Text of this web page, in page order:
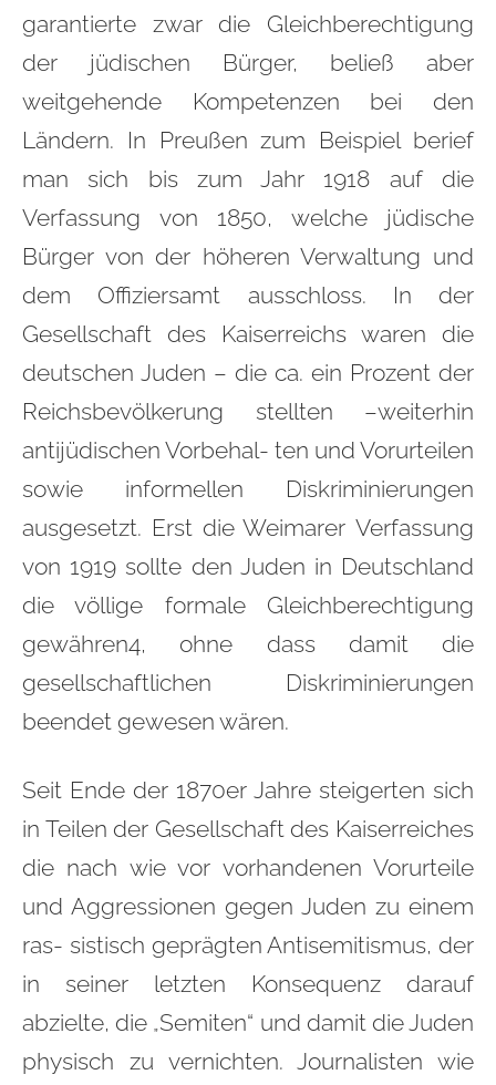
garantierte zwar die Gleichberechtigung
der jüdischen Bürger, beließ aber
weitgehende Kompetenzen bei den
Ländern. In Preußen zum Beispiel berief
man sich bis zum Jahr 1918 auf die
Verfassung von 1850, welche jüdische
Bürger von der höheren Verwaltung und
dem Offiziersamt ausschloss. In der
Gesellschaft des Kaiserreichs waren die
deutschen Juden – die ca. ein Prozent der
Reichsbevölkerung stellten –weiterhin
antijüdischen Vorbehal- ten und Vorurteilen
sowie informellen Diskriminierungen
ausgesetzt. Erst die Weimarer Verfassung
von 1919 sollte den Juden in Deutschland
die völlige formale Gleichberechtigung
gewähren4, ohne dass damit die
gesellschaftlichen Diskriminierungen
beendet gewesen wären.
Seit Ende der 1870er Jahre steigerten sich
in Teilen der Gesellschaft des Kaiserreiches
die nach wie vor vorhandenen Vorurteile
und Aggressionen gegen Juden zu einem
ras- sistisch geprägten Antisemitismus, der
in seiner letzten Konsequenz darauf
abzielte, die „Semiten“ und damit die Juden
physisch zu vernichten. Journalisten wie